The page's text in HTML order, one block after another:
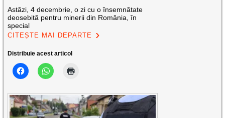
Astăzi, 4 decembrie, o zi cu o însemnătate
deosebită pentru minerii din România, în
special
CITEȘTE MAI DEPARTE
Distribuie acest articol